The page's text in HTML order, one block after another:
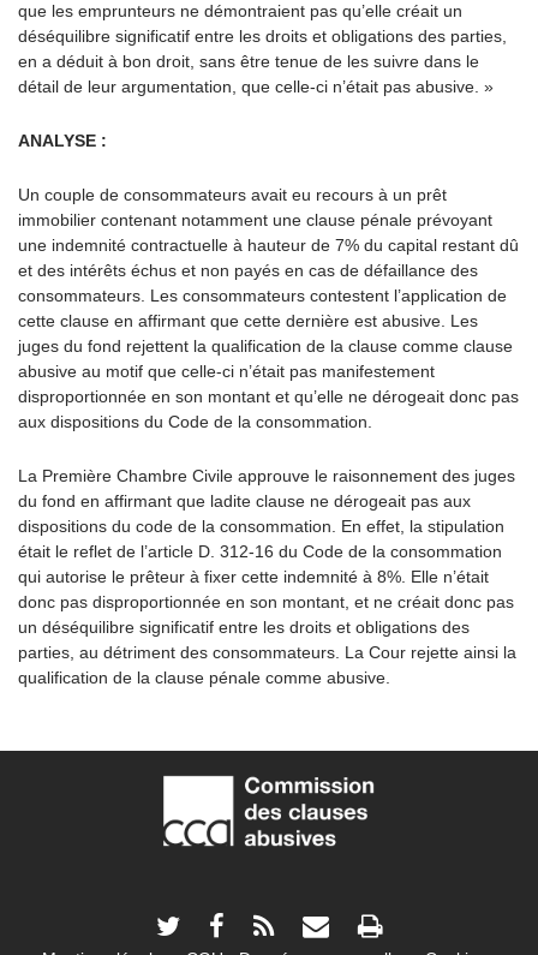
que les emprunteurs ne démontraient pas qu’elle créait un
déséquilibre significatif entre les droits et obligations des parties,
en a déduit à bon droit, sans être tenue de les suivre dans le
détail de leur argumentation, que celle-ci n’était pas abusive. »
ANALYSE :
Un couple de consommateurs avait eu recours à un prêt
immobilier contenant notamment une clause pénale prévoyant
une indemnité contractuelle à hauteur de 7% du capital restant dû
et des intérêts échus et non payés en cas de défaillance des
consommateurs. Les consommateurs contestent l’application de
cette clause en affirmant que cette dernière est abusive. Les
juges du fond rejettent la qualification de la clause comme clause
abusive au motif que celle-ci n’était pas manifestement
disproportionnée en son montant et qu’elle ne dérogeait donc pas
aux dispositions du Code de la consommation.
La Première Chambre Civile approuve le raisonnement des juges
du fond en affirmant que ladite clause ne dérogeait pas aux
dispositions du code de la consommation. En effet, la stipulation
était le reflet de l’article D. 312-16 du Code de la consommation
qui autorise le prêteur à fixer cette indemnité à 8%. Elle n’était
donc pas disproportionnée en son montant, et ne créait donc pas
un déséquilibre significatif entre les droits et obligations des
parties, au détriment des consommateurs. La Cour rejette ainsi la
qualification de la clause pénale comme abusive.